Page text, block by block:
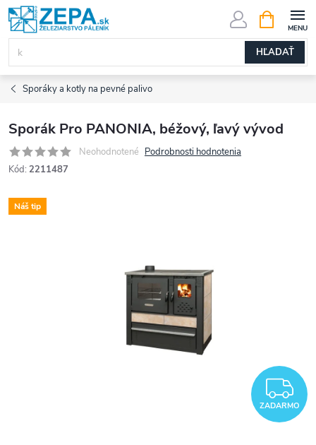
Prejsť
na
obsah
HĽADAŤ
KOŠÍK
Sporáky a kotly na pevné palivo
Sporák Pro PANONIA, béžový, ľavý vývod
Neohodnotené Podrobnosti hodnotenia
Kód: 2211487
Náš tip
ZADARMO